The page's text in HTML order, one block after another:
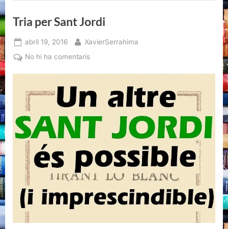
Tria per Sant Jordi
Posted
on
abril 19, 2016 By
XavierSerrahima
No hi ha comentarisa
Sant
Jordi